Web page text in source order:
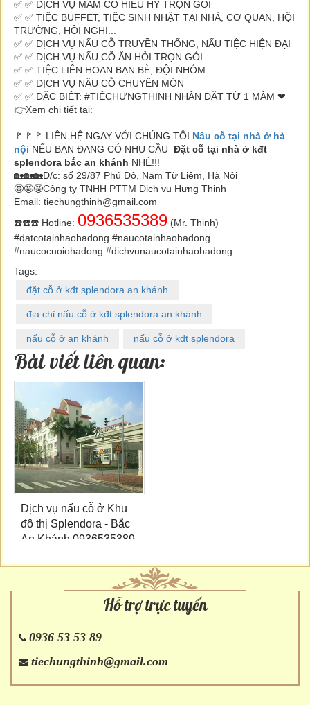
✅ ✅ DỊCH VỤ MÂM CỖ HIẾU HỶ TRỌN GÓI
✅ ✅ TIỆC BUFFET, TIỆC SINH NHẬT TẠI NHÀ, CƠ QUAN, HỘI
TRƯỜNG, HỘI NGHỊ...
✅ ✅ DỊCH VỤ NẤU CỖ TRUYỀN THỐNG, NẤU TIỆC HIỆN ĐẠI
✅ ✅ DỊCH VỤ NẤU CỖ ĂN HỎI TRỌN GÓI.
✅ ✅ TIỆC LIÊN HOAN BẠN BÈ, ĐỘI NHÓM
✅ ✅ DỊCH VỤ NẤU CỖ CHUYÊN MÓN
✅ ✅ ĐẶC BIỆT: #TIỆCHƯNGTHỊNH NHẬN ĐẶT TỪ 1 MÂM ❤
👉Xem chi tiết tại:
🚩🚩🚩 LIÊN HỆ NGAY VỚI CHÚNG TÔI Nấu cỗ tại nhà ở hà
nội NẾU BẠN ĐANG CÓ NHU CẦU Đặt cỗ tại nhà ở kđt
splendora bắc an khánh NHÉ!!!
🏡🏡🏡Đ/c: số 29/87 Phú Đô, Nam Từ Liêm, Hà Nội
🤩🤩🤩Công ty TNHH PTTM Dịch vụ Hưng Thịnh
Email: tiechungthinh@gmail.com
☎️☎️☎️ Hotline: 0936535389 (Mr. Thịnh)
#datcotainhaohadong #naucotainhaohadong
#naucocuoiohadong #dichvunaucotainhaohadong
Tags:
đặt cỗ ở kđt splendora an khánh
địa chỉ nấu cỗ ở kđt splendora an khánh
nấu cỗ ở an khánh nấu cỗ ở kđt splendora
Bài viết liên quan:
Dịch vụ nấu cỗ ở Khu
đô thị Splendora - Bắc
An Khánh 0936535389
Hỗ trợ trực tuyến
0936 53 53 89
tiechungthinh@gmail.com